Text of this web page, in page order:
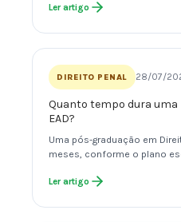
Ler artigo
DIREITO PENAL 28/07/
Quanto tempo dura uma
EAD?
Uma pós-graduação em
meses, conforme o plano
Ler artigo